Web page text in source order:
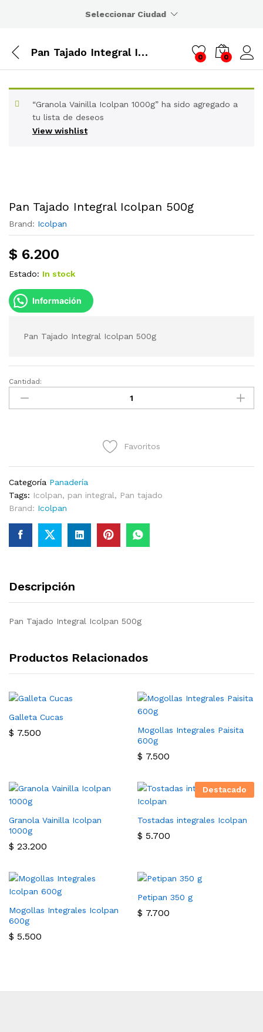
Seleccionar Ciudad
Pan Tajado Integral Icolpan 500g 0 0
View wishlist
“Granola Vainilla Icolpan 1000g” ha sido agregado a
tu lista de deseos
Pan Tajado Integral Icolpan 500g
Brand: Icolpan
$ 6.200
Estado: In stock
Información
Pan Tajado Integral Icolpan 500g
Pan
Tajado
Integral
Cantidad:
Favoritos
Categoría Panadería
Tags: Icolpan, pan integral, Pan tajado
Brand: Icolpan
Descripción
Pan Tajado Integral Icolpan 500g
Productos Relacionados
Galleta Cucas
$ 7.500
Mogollas Integrales Paisita
600g
$ 7.500
Granola Vainilla Icolpan
1000g
$ 23.200
Destacado
Tostadas integrales Icolpan
$ 5.700
Mogollas Integrales Icolpan
600g
$ 5.500
Petipan 350 g
$ 7.700